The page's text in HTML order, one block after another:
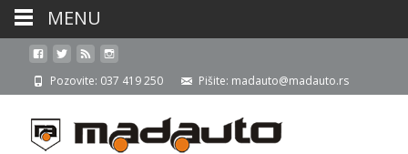
Pozovite: 037 419 250 Pišite: madauto@madauto.rs
MENU